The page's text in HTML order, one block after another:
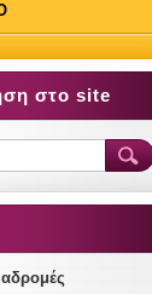
στο site